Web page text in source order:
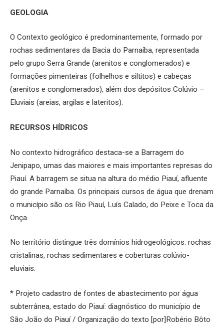
GEOLOGIA
O Contexto geológico é predominantemente, formado por
rochas sedimentares da Bacia do Parnaíba, representada
pelo grupo Serra Grande (arenitos e conglomerados) e
formações pimenteiras (folhelhos e siltitos) e cabeças
(arenitos e conglomerados), além dos depósitos Colúvio –
Eluviais (areias, argilas e lateritos).
RECURSOS HÍDRICOS
No contexto hidrográfico destaca-se a Barragem do
Jenipapo, umas das maiores e mais importantes represas do
Piauí. A barragem se situa na altura do médio Piauí, afluente
do grande Parnaíba. Os principais cursos de água que drenam
o município são os Rio Piauí, Luís Calado, do Peixe e Toca da
Onça.
No território distingue três domínios hidrogeológicos: rochas
cristalinas, rochas sedimentares e coberturas colúvio-
eluviais.
* Projeto cadastro de fontes de abastecimento por água
subterrânea, estado do Piauí: diagnóstico do município de
São João do Piauí / Organização do texto [por]Robério Bôto